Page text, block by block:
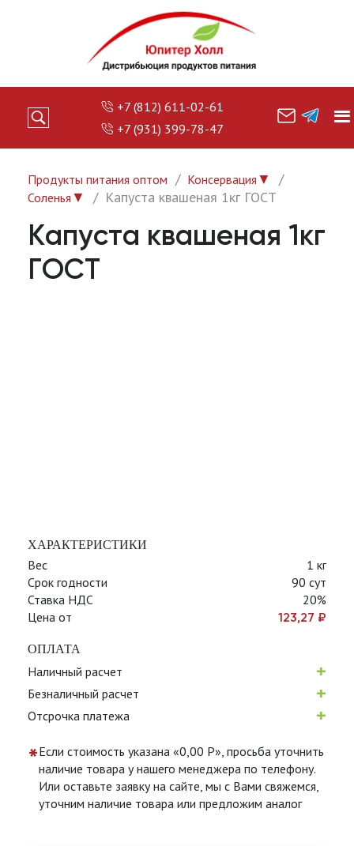
+7 (812) 611-02-61
+7 (931) 399-78-47
Продукты питания оптом Консервация ▼
Соленья ▼ Капуста квашеная 1кг ГОСТ
Капуста квашеная 1кг
ГОСТ
ХАРАКТЕРИСТИКИ
Вес
1 кг
Срок годности
90 сут
Ставка НДС
20%
Цена от
123,27 ₽
ОПЛАТА
Наличный расчет +
Безналичный расчет +
Отсрочка платежа +
*Если стоимость указана «0,00 Р», просьба уточнить
наличие товара у нашего менеджера по телефону.
Или оставьте заявку на сайте, мы с Вами свяжемся,
уточним наличие товара или предложим аналог